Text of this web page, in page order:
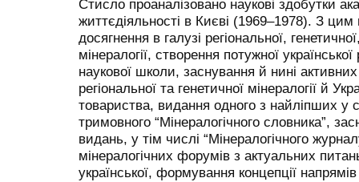
Стисло проаналізовано наукові здобутки
життєдіяльності в Києві (1969–1978). З цим
досягнення в галузі регіональної,
мінералогії, створення потужної української
наукової школи, заснування й нині
регіональної та генетичної мінералогії й
товариства, видання одного з найліпших у
тримовного “Мінералогічного словника”,
видань, у тім числі “Мінералогічного
мінералогічних форумів з актуальних
української, формування концепції напрямів